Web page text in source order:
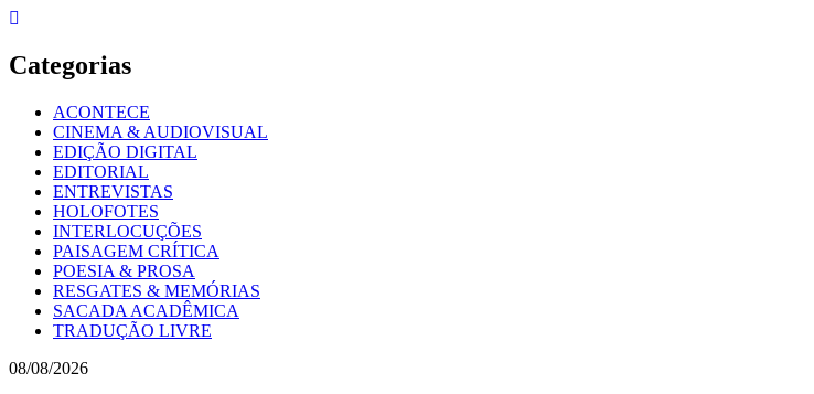
Skip
content
Categorias
ACONTECE
CINEMA & AUDIOVISUAL
EDIÇÃO DIGITAL
EDITORIAL
ENTREVISTAS
HOLOFOTES
INTERLOCUÇÕES
PAISAGEM CRÍTICA
POESIA & PROSA
RESGATES & MEMÓRIAS
SACADA ACADÊMICA
TRADUÇÃO LIVRE
08/08/2026